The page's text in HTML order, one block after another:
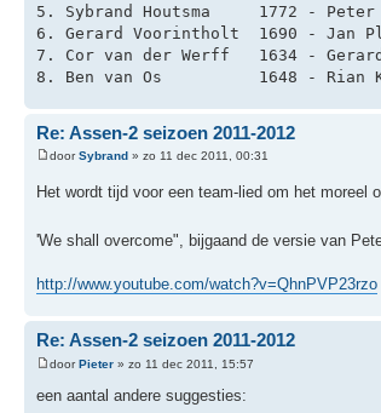
5. Sybrand Houtsma     1772 -
6. Gerard Voorintholt  1690 -
7. Cor van der Werff   1634 -
8. Ben van Os          1648 -
Re: Assen-2 seizoen 2011-2012
doorSybrand » zo 11 dec 2011, 00:31
Het wordt tijd voor een team-lied om het moreel
'We shall overcome", bijgaand de versie van
http://www.youtube.com/watch?v=QhnPVP23rzo
Re: Assen-2 seizoen 2011-2012
doorPieter » zo 11 dec 2011, 15:57
een aantal andere suggesties: